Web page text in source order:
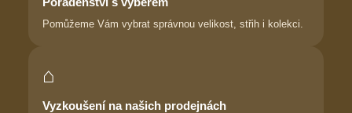
Pomůžeme Vám vybrat správnou velikost, střih i kolekci.
⌂
Vyzkoušení na našich prodejnách